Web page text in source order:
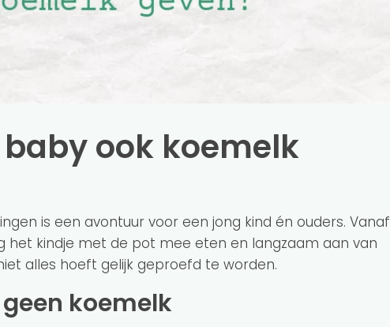
ook koemelk
is een avontuur voor een jong kind én ouders. Vanaf
het kindje met de pot mee eten en langzaam aan van
alles hoeft gelijk geproefd te worden.
geen koemelk